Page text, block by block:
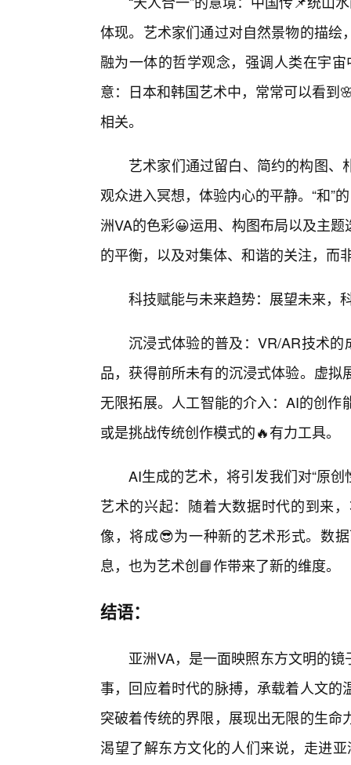
体现。艺术家们通过对自然景物的描
融为一体的哲学观念，强调人类在宇宙
意：日本和韩国艺术中，常常可以看到
相关。
艺术家们通过留白、简约的构图
观众进入冥想，体验内心的平静。“和”
洲VA的色彩😀运用、构图布局以及主
的平衡，以及对集体、和谐的关注，而
科技赋能与未来趋势：展望未来，
沉浸式体验的普及：VR/AR技术
品，获得前所未有的沉浸式体验。虚
无限拓展。人工智能的介入：AI的创
或是挑战传统创作模式的🔥有力工具。
AI生成的艺术，将引发我们对“原
艺术的兴起：随着大数据时代的到来
像，将成😎为一种新的艺术形式。数
息，也为艺术创📘作带来了新的维度。
结语：
亚洲VA，是一面映照东方文明的
事，回应着时代的脉搏，承载着人文
突破着传统的界限，展现出无限的生
渴望了解东方文化的人们来说，走进